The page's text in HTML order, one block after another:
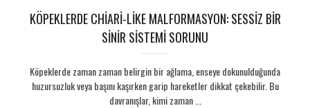
KÖPEKLERDE CHIARI-LIKE MALFORMASYON: SESSIZ BIR
SINIR SISTEMI SORUNU
Köpeklerde zaman zaman belirgin bir ağlama, enseye dokunulduğunda
huzursuzluk veya başını kaşırken garip hareketler dikkat çekebilir. Bu
davranışlar, kimi zaman ...